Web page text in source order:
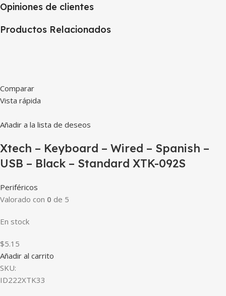
Opiniones de clientes
Productos Relacionados
Comparar
Vista rápida
Añadir a la lista de deseos
Xtech – Keyboard – Wired – Spanish –
USB – Black – Standard XTK-092S
Periféricos
Valorado con 0 de 5
En stock
$5.15
Añadir al carrito
SKU:
ID222XTK33